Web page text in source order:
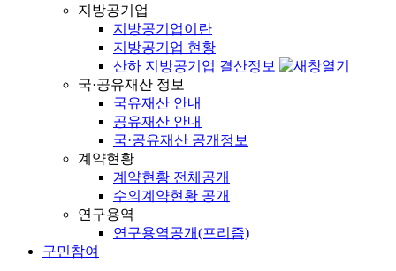
지방공기업
지방공기업이란
지방공기업 현황
산하 지방공기업 결산정보
국·공유재산 정보
국유재산 안내
공유재산 안내
국·공유재산 공개정보
계약현황
계약현황 전체공개
수의계약현황 공개
연구용역
연구용역공개(프리즘)
구민참여